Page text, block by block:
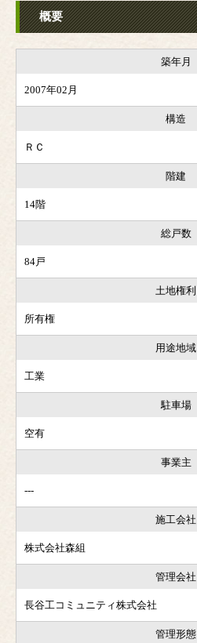
概要
築年月
2007年02月
構造
ＲＣ
階建
14階
総戸数
84戸
土地権利
所有権
用途地域
工業
駐車場
空有
事業主
---
施工会社
株式会社森組
管理会社
長谷工コミュニティ株式会社
管理形態